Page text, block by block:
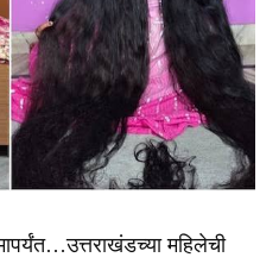
महिलेची